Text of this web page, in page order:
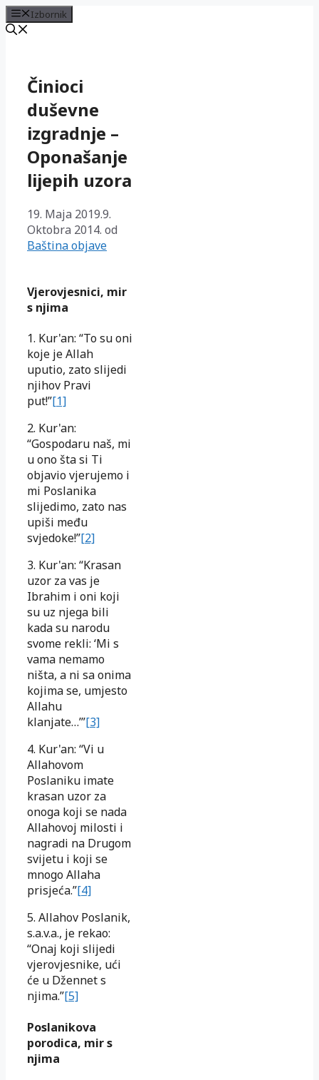
Izbornik
sadržajČinioci
duševne
izgradnje –
Oponašanje
lijepih uzora
19. Maja 2019.9.
Oktobra 2014. od
Baština objave
Vjerovjesnici, mir
s njima
1. Kur'an: “To su oni
koje je Allah
uputio, zato slijedi
njihov Pravi
put!”[1]
2. Kur'an:
“Gospodaru naš, mi
u ono šta si Ti
objavio vjerujemo i
mi Poslanika
slijedimo, zato nas
upiši među
svjedoke!”[2]
3. Kur'an: “Krasan
uzor za vas je
Ibrahim i oni koji
su uz njega bili
kada su narodu
svome rekli: ‘Mi s
vama nemamo
ništa, a ni sa onima
kojima se, umjesto
Allahu
klanjate…’”[3]
4. Kur'an: “Vi u
Allahovom
Poslaniku imate
krasan uzor za
onoga koji se nada
Allahovoj milosti i
nagradi na Drugom
svijetu i koji se
mnogo Allaha
prisjeća.”[4]
5. Allahov Poslanik,
s.a.v.a., je rekao:
“Onaj koji slijedi
vjerovjesnike, ući
će u Džennet s
njima.”[5]
Poslanikova
porodica, mir s
njima